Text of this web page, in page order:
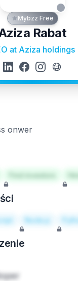
Mybzz Free
Rabat
at Aziza holdings
onwer
Node.js